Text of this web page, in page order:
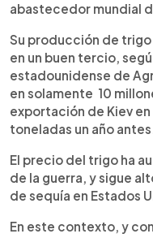
abastecedor mundial
Su producción de
en un buen tercio,
estadounidense de
en solamente 10
exportación de Kiev
toneladas un año
El precio del trigo ha
de la guerra, y sigue
de sequía en Estados
En este contexto, y